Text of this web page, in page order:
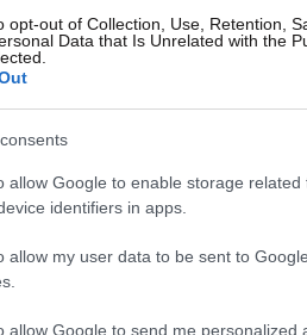
opt-out of Collection, Use, Retention,
Data that Is Unrelated with the
allow Google to enable storage
identifiers in apps.
allow my user data to be sent to
allow Google to send me personalized